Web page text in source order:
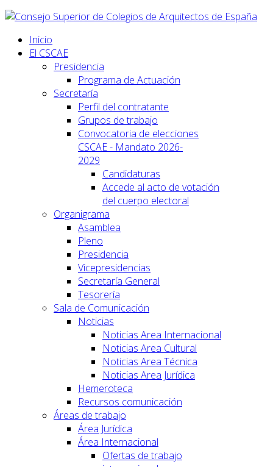
Inicio
El CSCAE
Presidencia
Programa de Actuación
Secretaría
Perfil del contratante
Grupos de trabajo
Convocatoria de elecciones
CSCAE - Mandato 2026-
2029
Candidaturas
Accede al acto de votación
del cuerpo electoral
Organigrama
Asamblea
Pleno
Presidencia
Vicepresidencias
Secretaría General
Tesorería
Sala de Comunicación
Noticias
Noticias Area Internacional
Noticias Area Cultural
Noticias Area Técnica
Noticias Area Jurídica
Hemeroteca
Recursos comunicación
Áreas de trabajo
Área Jurídica
Área Internacional
Ofertas de trabajo